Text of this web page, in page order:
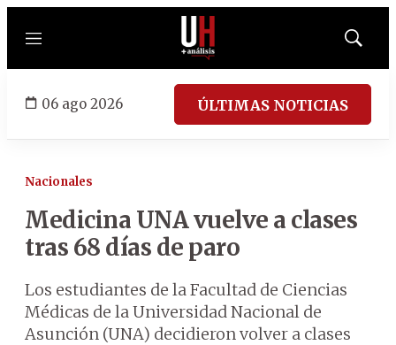
Menú
Mostrar
06 ago 2026 ÚLTIMAS NOTICIAS
Nacionales
Medicina UNA vuelve a clases
tras 68 días de paro
Los estudiantes de la Facultad de Ciencias
Médicas de la Universidad Nacional de
Asunción (UNA) decidieron volver a clases